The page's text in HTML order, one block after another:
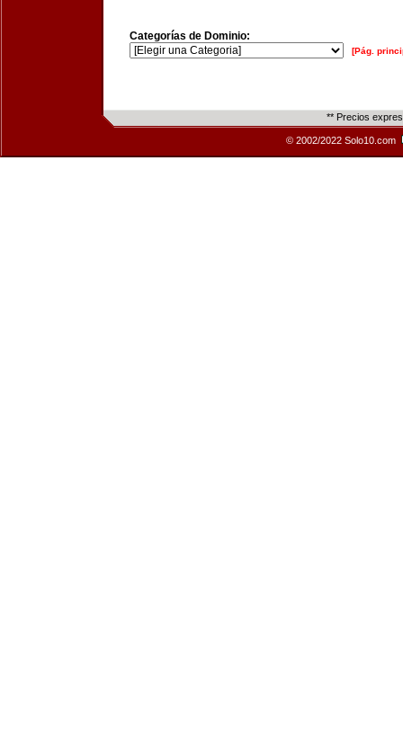
Categorías de Dominio:
[Pág.
** Precios
© 2002/2022 Solo10.com